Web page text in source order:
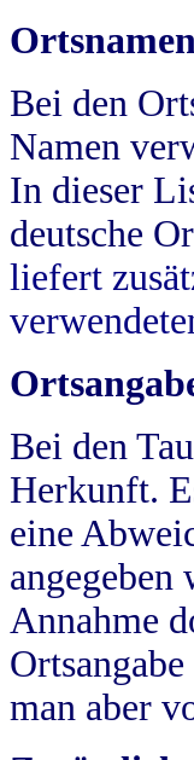
Ortsnamen
Bei den
Namen
In dieser
deutsche
liefert
Bei den
Herkunft.
eine
Annahme
man aber